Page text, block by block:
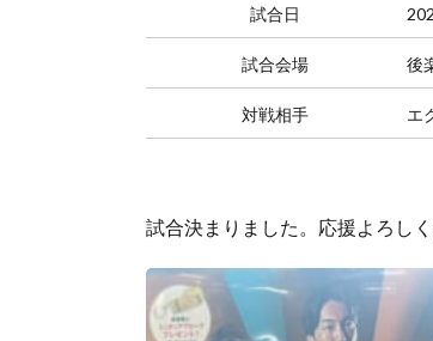
試合日
試合会場 後
対戦相手 エ
試合決まりました。応援よろし